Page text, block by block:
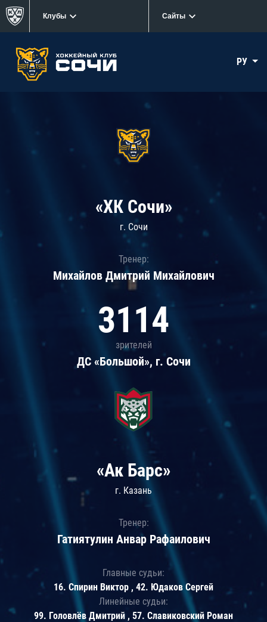
Клубы Сайты
РУ
«ХК Сочи»
г. Сочи
Тренер:
Михайлов Дмитрий Михайлович
3114
зрителей
ДС «Большой», г. Сочи
«Ак Барс»
г. Казань
Тренер:
Гатиятулин Анвар Рафаилович
Главные судьи:
16. Спирин Виктор , 42. Юдаков Сергей
Линейные судьи:
99. Головлёв Дмитрий , 57. Славиковский Роман